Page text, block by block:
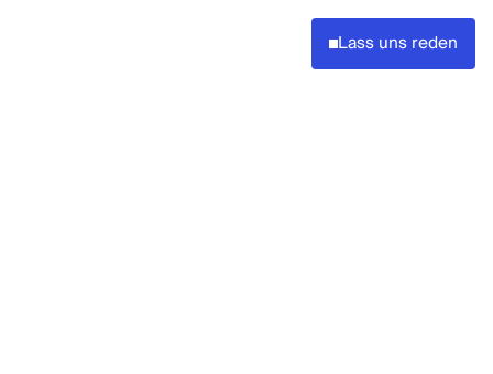
Lass uns reden